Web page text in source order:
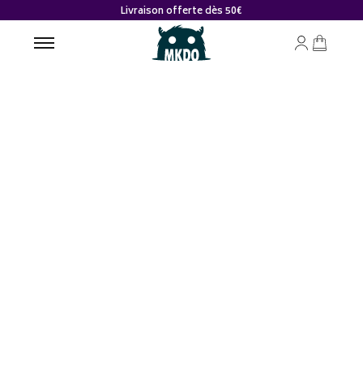
Livraison offerte dès 50€